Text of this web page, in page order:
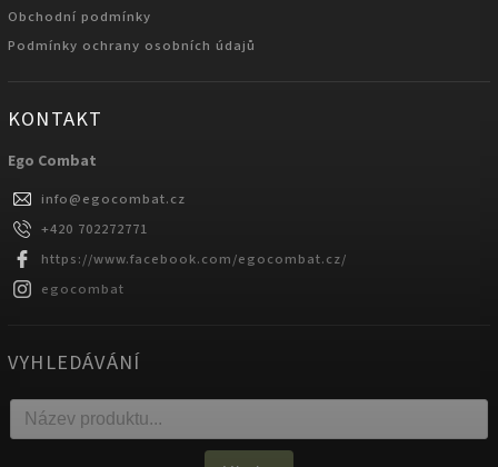
Obchodní podmínky
Podmínky ochrany osobních údajů
KONTAKT
Ego Combat
info@egocombat.cz
+420 702272771
https://www.facebook.com/egocombat.cz/
egocombat
VYHLEDÁVÁNÍ